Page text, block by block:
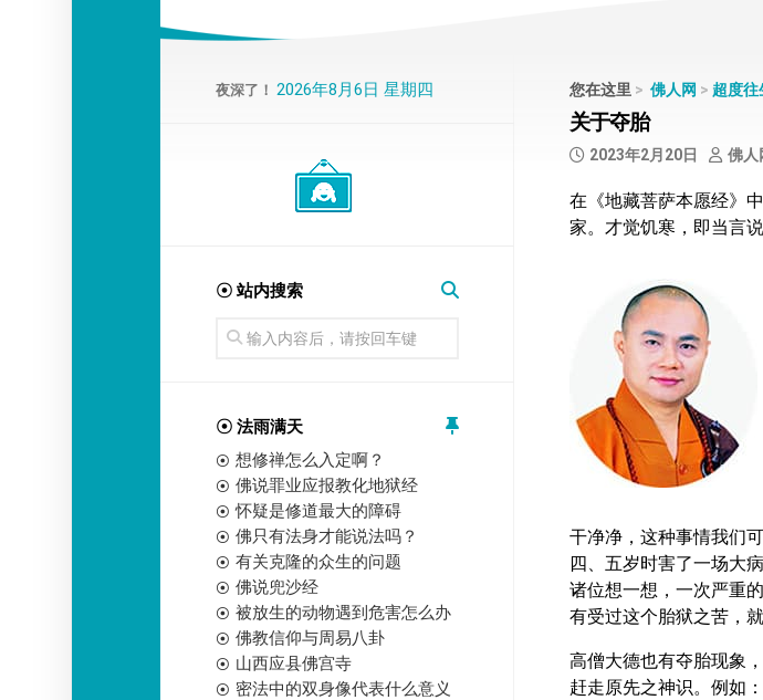
您在这里 > 佛人网 > 超度往
关于夺胎
2023年2月20日 佛人
在《地藏菩萨本愿经》
家。才觉饥寒，即当言
干净净，这种事情我们
四、五岁时害了一场大
诸位想一想，一次严重
有受过这个胎狱之苦，
高僧大德也有夺胎现象
赶走原先之神识。例如
夜深了！ 2026年8月6日 星期四
☉ 站内搜索
☉ 法雨满天
想修禅怎么入定啊？
佛说罪业应报教化地狱经
怀疑是修道最大的障碍
佛只有法身才能说法吗？
有关克隆的众生的问题
佛说兜沙经
被放生的动物遇到危害怎么办
佛教信仰与周易八卦
山西应县佛宫寺
密法中的双身像代表什么意义